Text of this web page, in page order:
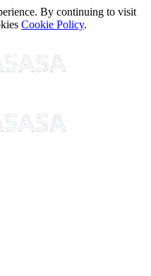
By continuing to visit
Cookie Policy.